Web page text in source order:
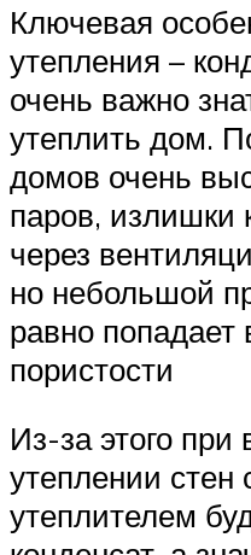
Ключевая
утепления –
очень важно
утеплить дом.
домов очень
паров, излишки
через
но небольшой
равно попадает
пористости
Из-за этого при
утеплении стен
утеплителем